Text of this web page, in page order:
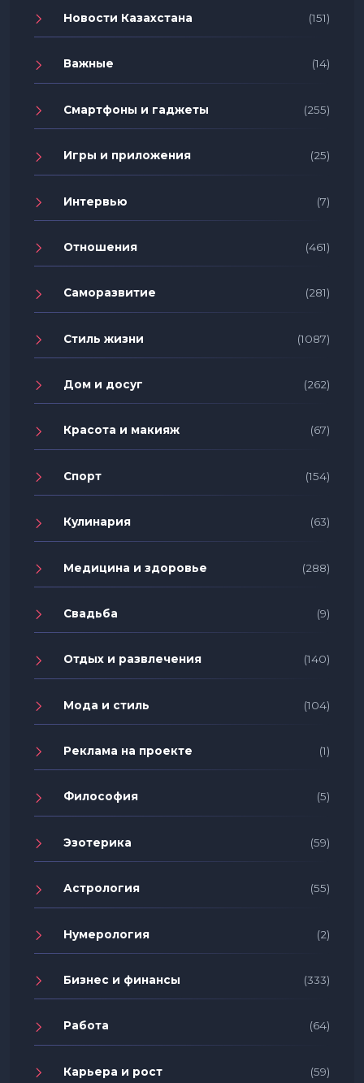
Новости Казахстана (151)
Важные (14)
Смартфоны и гаджеты (255)
Игры и приложения (25)
Интервью (7)
Отношения (461)
Саморазвитие (281)
Стиль жизни (1087)
Дом и досуг (262)
Красота и макияж (67)
Спорт (154)
Кулинария (63)
Медицина и здоровье (288)
Свадьба (9)
Отдых и развлечения (140)
Мода и стиль (104)
Реклама на проекте (1)
Философия (5)
Эзотерика (59)
Астрология (55)
Нумерология (2)
Бизнес и финансы (333)
Работа (64)
Карьера и рост (59)